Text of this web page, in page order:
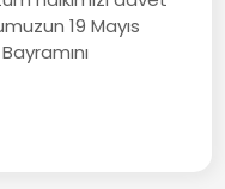
19 Mayıs